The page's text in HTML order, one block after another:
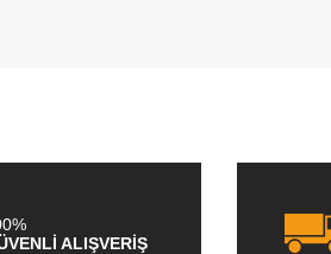
ALIŞVERİŞ